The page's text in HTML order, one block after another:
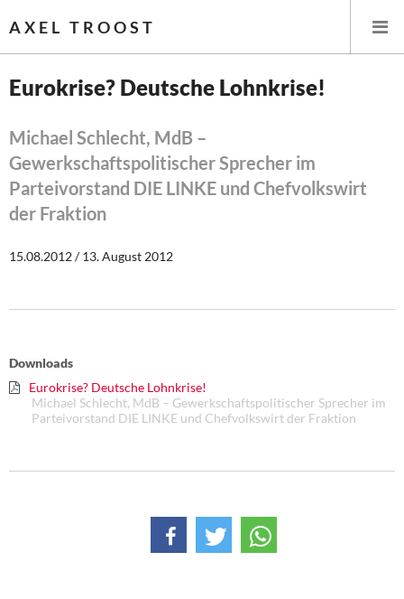
AXEL TROOST
Themen
Leitlinien linker Wirtschafts- und Finanzpolitik
Wirtschaftspolitik
DIE LINKE
Institut Solidarische Moderne
Eurokrise? Deutsche Lohnkrise!
Michael Schlecht, MdB –
Gewerkschaftspolitischer Sprecher im
Parteivorstand DIE LINKE und Chefvolkswirt
der Fraktion
15.08.2012 / 13. August 2012
Downloads
Eurokrise? Deutsche Lohnkrise!
Michael Schlecht, MdB – Gewerkschaftspolitischer Sprecher im
Parteivorstand DIE LINKE und Chefvolkswirt der Fraktion